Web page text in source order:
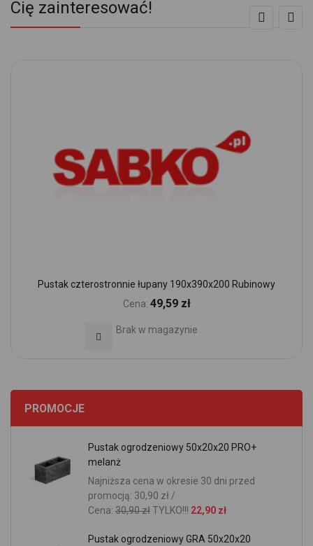
Cię zainteresować!
Pustak czterostronnie łupany 190x390x200 Rubinowy
Cena: 49,59 zł
Brak w magazynie
Dodaj do Ulubionych
PROMOCJE
Pustak ogrodzeniowy 50x20x20 PRO+
melanż
Najniższa cena w okresie 30 dni przed
promocją: 30,90 zł /
Cena: 30,90 złTYLKO!!! 22,90 zł
Pustak ogrodzeniowy GRA 50x20x20